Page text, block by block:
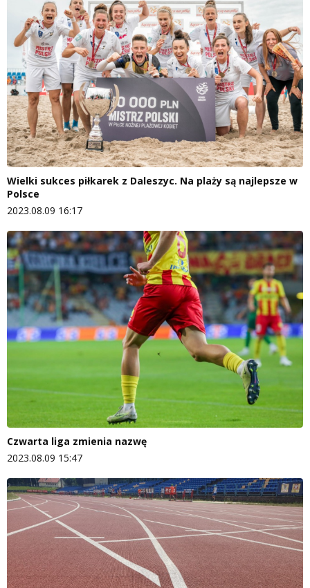
Wielki sukces piłkarek z Daleszyc. Na plaży są najlepsze w
Polsce
2023.08.09 16:17
Czwarta liga zmienia nazwę
2023.08.09 15:47